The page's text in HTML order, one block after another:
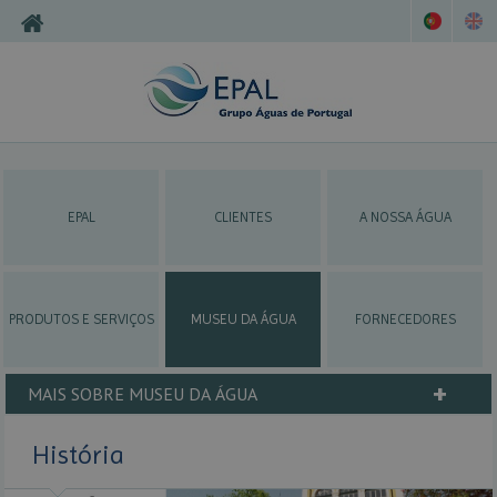
EPAL CLIENTES A NOSSA ÁGUA
PRODUTOS E SERVIÇOS MUSEU DA ÁGUA FORNECEDORES
MAIS SOBRE MUSEU DA ÁGUA +
História